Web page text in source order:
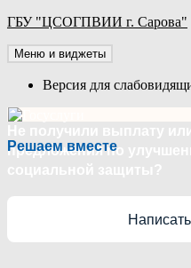
Перейти
содержимому
ГБУ "ЦСОГПВИИ г. Сарова"
Меню и виджеты
Версия для
Решаем вместе
предложения по